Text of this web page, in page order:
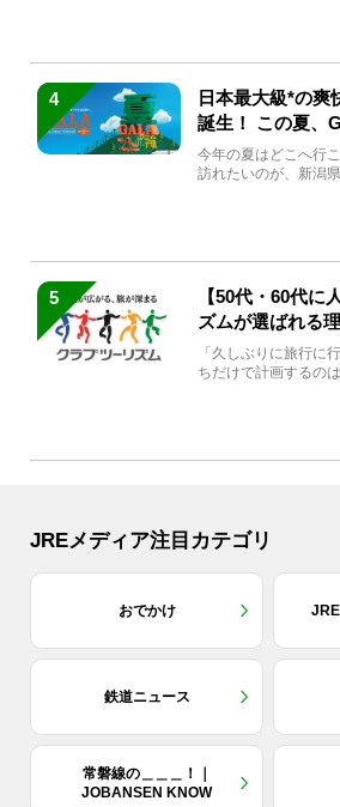
4
日本最大級*の爽
誕生！ この夏、
生まれ変わる
今年の夏はどこへ行
訪れたいのが、新潟
5
【50代・60代に
ズムが選ばれる
「久しぶりに旅行に
ちだけで計画するの
JREメディア注目カテゴリ
おでかけ
鉄道ニュース
常磐線の＿＿＿！｜
JOBANSEN KNOW